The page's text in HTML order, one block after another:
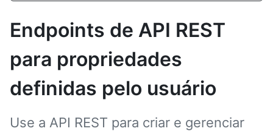
Endpoints de API REST
para propriedades
definidas pelo usuário
Use a API REST para criar e gerenciar